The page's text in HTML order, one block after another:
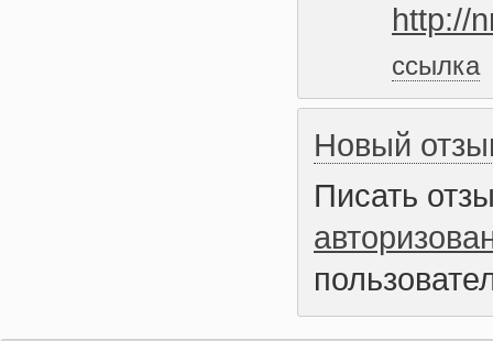
http://
ссылка
Новый
Писать